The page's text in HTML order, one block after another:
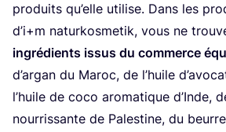
pro­duits qu’elle uti­lise. Dans les
d’i+m natur­kos­me­tik, vous ne
ingré­dients issus du com­merce
d’ar­gan du Maroc, de l’huile
l’huile de coco aro­ma­tique d’Inde,
nour­ris­sante de Pales­tine, du